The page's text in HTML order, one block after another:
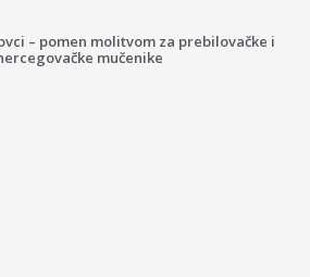
– pomen molitvom za prebilovačke i
mučenike